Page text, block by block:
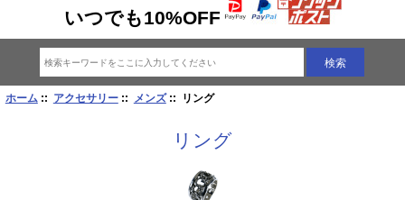
いつでも10%OFF
ホーム :: アクセサリー:: メンズ:: リング
リング